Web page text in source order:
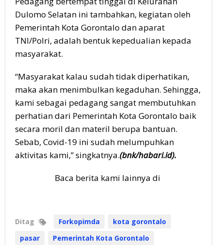
Dulomo Selatan ini tambahkan, kegiatan oleh
Pemerintah Kota Gorontalo dan aparat
TNI/Polri, adalah bentuk kepedualian kepada
masyarakat.
“Masyarakat kalau sudah tidak diperhatikan,
maka akan menimbulkan kegaduhan. Sehingga,
kami sebagai pedagang sangat membutuhkan
perhatian dari Pemerintah Kota Gorontalo baik
secara moril dan materil berupa bantuan.
Sebab, Covid-19 ini sudah melumpuhkan
aktivitas kami,” singkatnya.(bnk/habari.id).
Baca berita kami lainnya di
Ditag Forkopimda
kota gorontalo
pasar
Pemerintah Kota Gorontalo